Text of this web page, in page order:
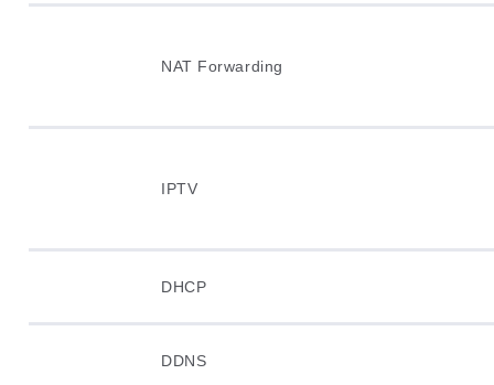
NAT Forwarding
IPTV
DHCP
DDNS